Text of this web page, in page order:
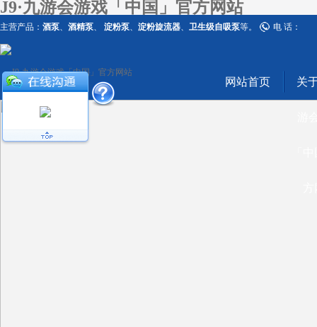
J9·九游会游戏「中国」官方网站
主营产品： 酒泵、 酒精泵、 淀粉泵、 淀粉旋流器、 卫生级自吸泵等。 电 话：
网站首页 关